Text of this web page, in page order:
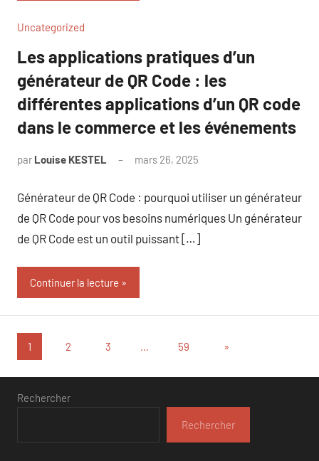
Uncategorized
Les applications pratiques d’un
générateur de QR Code : les
différentes applications d’un QR code
dans le commerce et les événements
par Louise KESTEL mars 26, 2025
Générateur de QR Code : pourquoi utiliser un générateur
de QR Code pour vos besoins numériques Un générateur
de QR Code est un outil puissant […]
Continuer la lecture
Pagination
des
publications
1 2 3 … 59
Articles
»
Rechercher
Rechercher